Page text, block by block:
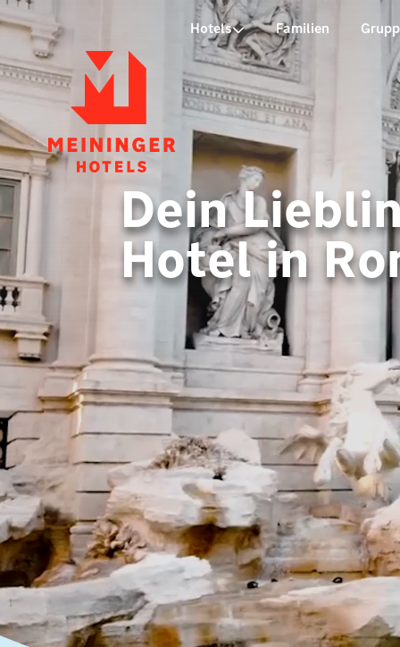
P Hotels Familien
Dein
Hotel in